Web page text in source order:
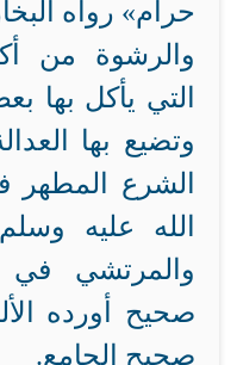
حرام» رواه
والرشوة من
التي يأكل بها
وتضيع بها
الشرع
الله عليه
والمرتشي
صحيح الجامع.